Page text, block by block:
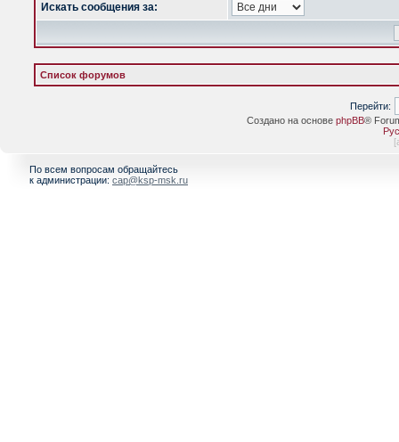
Искать сообщения за:
Список форумов
Перейти:
Создано на основе phpBB®
[
По всем вопросам обращайтесь
к администрации: cap@ksp-msk.ru